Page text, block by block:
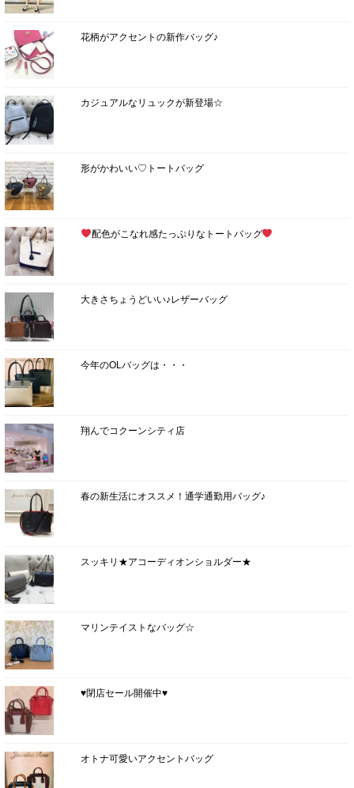
花柄がアクセントの新作バッグ♪
カジュアルなリュックが新登場☆
形がかわいい♡トートバッグ
配色がこなれ感たっぷりなトートバッグ
大きさちょうどいい♪レザーバッグ
今年のOLバッグは・・・
翔んでコクーンシティ店
春の新生活にオススメ！通学通勤用バッグ♪
スッキリ★アコーディオンショルダー★
マリンテイストなバッグ☆
♥閉店セール開催中♥
オトナ可愛いアクセントバッグ